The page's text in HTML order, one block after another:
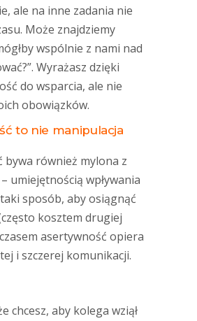
ale na inne zadania nie
Może znajdziemy
wspólnie z nami nad
Wyrażasz dzięki
do wsparcia, ale nie
obowiązków.
to nie manipulacja
bywa również mylona z
– umiejętnością wpływania
sposób, aby osiągnąć
kosztem drugiej
asertywność opiera
i szczerej komunikacji.
chcesz, aby kolega wziął